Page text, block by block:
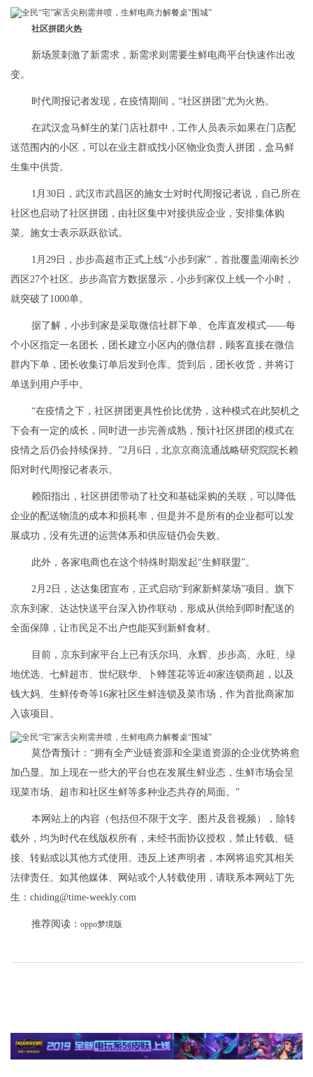
社区拼团火热
新场景刺激了新需求，新需求则需要生鲜电商平台快速作出改
变。
时代周报记者发现，在疫情期间，“社区拼团”尤为火热。
在武汉盒马鲜生的某门店社群中，工作人员表示如果在门店配
送范围内的小区，可以在业主群或找小区物业负责人拼团，盒马鲜
生集中供货。
1月30日，武汉市武昌区的施女士对时代周报记者说，自己所在
社区也启动了社区拼团，由社区集中对接供应企业，安排集体购
菜。施女士表示跃跃欲试。
1月29日，步步高超市正式上线“小步到家”，首批覆盖湖南长沙
西区27个社区。步步高官方数据显示，小步到家仅上线一个小时，
就突破了1000单。
据了解，小步到家是采取微信社群下单、仓库直发模式——每
个小区指定一名团长，团长建立小区内的微信群，顾客直接在微信
群内下单，团长收集订单后发到仓库。货到后，团长收货，并将订
单送到用户手中。
“在疫情之下，社区拼团更具性价比优势，这种模式在此契机之
下会有一定的成长，同时进一步完善成熟，预计社区拼团的模式在
疫情之后仍会持续保持。”2月6日，北京京商流通战略研究院院长赖
阳对时代周报记者表示。
赖阳指出，社区拼团带动了社交和基础采购的关联，可以降低
企业的配送物流的成本和损耗率，但是并不是所有的企业都可以发
展成功，没有先进的运营体系和供应链仍会失败。
此外，各家电商也在这个特殊时期发起“生鲜联盟”。
2月2日，达达集团宣布，正式启动“到家新鲜菜场”项目。旗下
京东到家、达达快送平台深入协作联动，形成从供给到即时配送的
全面保障，让市民足不出户也能买到新鲜食材。
目前，京东到家平台上已有沃尔玛、永辉、步步高、永旺、绿
地优选、七鲜超市、世纪联华、卜蜂莲花等近40家连锁商超，以及
钱大妈、生鲜传奇等16家社区生鲜连锁及菜市场，作为首批商家加
入该项目。
莫岱青预计：“拥有全产业链资源和全渠道资源的企业优势将愈
加凸显。加上现在一些大的平台也在发展生鲜业态，生鲜市场会呈
现菜市场、超市和社区生鲜等多种业态共存的局面。”
本网站上的内容（包括但不限于文字、图片及音视频），除转
载外，均为时代在线版权所有，未经书面协议授权，禁止转载、链
接、转贴或以其他方式使用。违反上述声明者，本网将追究其相关
法律责任。如其他媒体、网站或个人转载使用，请联系本网站丁先
生：chiding@time-weekly.com
推荐阅读： oppo梦境版